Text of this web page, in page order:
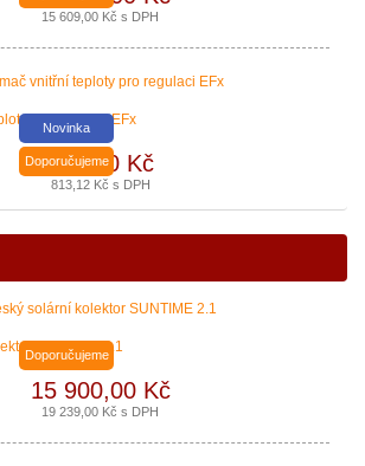
15 609,00 Kč s DPH
vnitřní teploty pro regulaci EFx
Novinka
Doporučujeme
672,00 Kč
813,12 Kč s DPH
solární kolektor SUNTIME 2.1
Doporučujeme
15 900,00 Kč
19 239,00 Kč s DPH